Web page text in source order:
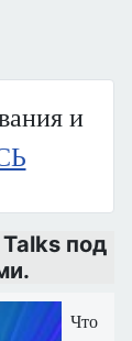
и
под
Что